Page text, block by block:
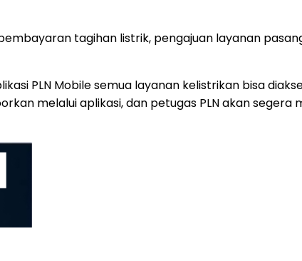
tagihan listrik, pengajuan layanan
PLN Mobile semua layanan kelistrikan bisa
melalui aplikasi, dan petugas PLN akan segera